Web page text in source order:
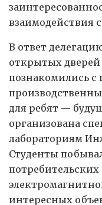
взаимодействия
В ответ
открытых
познакомились с
для ребят —
организована
лабораториям
Студенты
потребительских
интересных